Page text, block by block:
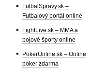
FutbalSpravy.sk –
Futbalový portál online
FightLive.sk – MMA a
bojové športy online
PokerOnline.sk – Online
poker zdarma